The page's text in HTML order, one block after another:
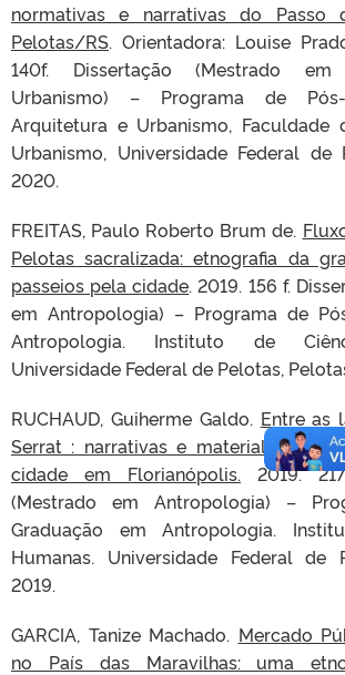
normativas e narrativas do Passo
Pelotas/RS. Orientadora: Louise
140f. Dissertação (Mestrado
Urbanismo) – Programa de Pós-
Arquitetura e Urbanismo, Faculdade
Urbanismo, Universidade Federal de
2020.
FREITAS, Paulo Roberto Brum de.
Pelotas sacralizada: etnografia da
passeios pela cidade. 2019. 156 f.
em Antropologia) – Programa de
Antropologia. Instituto de
Universidade Federal de Pelotas,
RUCHAUD, Guiherme Galdo. Entre as
Serrat : narrativas e materialidades
cidade em Florianópolis. 2019.
(Mestrado em Antropologia) –
Graduação em Antropologia.
Humanas. Universidade Federal de
2019.
GARCIA, Tanize Machado. Mercado
no País das Maravilhas: uma